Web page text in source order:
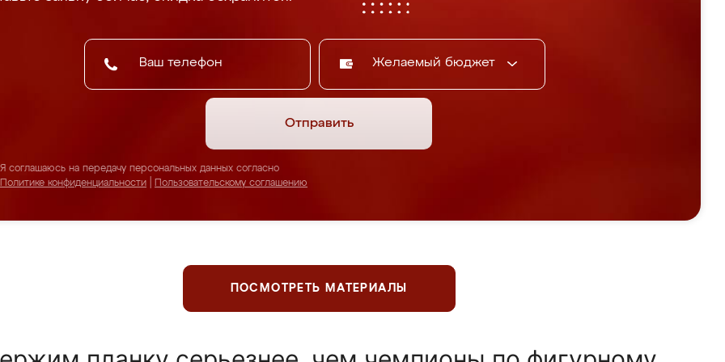
Желаемый бюджет
Отправить
Я соглашаюсь на передачу персональных данных согласно
Политике конфиденциальности
Пользовательскому соглашению
ПОСМОТРЕТЬ МАТЕРИАЛЫ